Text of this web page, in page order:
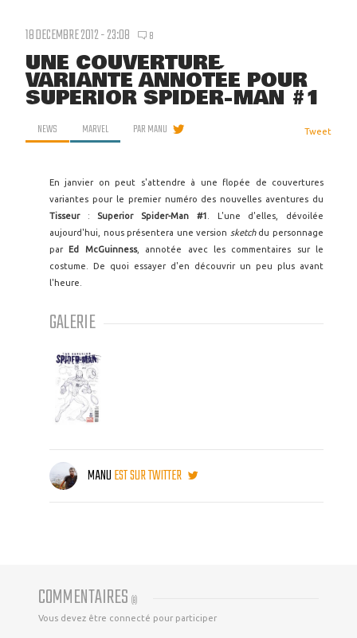
18 DECEMBRE 2012 - 23:08 8
UNE COUVERTURE
VARIANTE ANNOTÉE POUR
SUPERIOR SPIDER-MAN #1
NEWS MARVEL PARMANU Tweet
En janvier on peut s'attendre à une flopée de couvertures
variantes pour le premier numéro des nouvelles aventures du
Tisseur: Superior Spider-Man #1 . L'une d'elles, dévoilée
aujourd'hui, nous présentera une version sketchdu personnage
par Ed McGuinness, annotée avec les commentaires sur le
costume. De quoi essayer d'en découvrir un peu plus avant
l'heure.
GALERIE
MANUEST SUR TWITTER
COMMENTAIRES (8)
Vous devez être connecté pour participer